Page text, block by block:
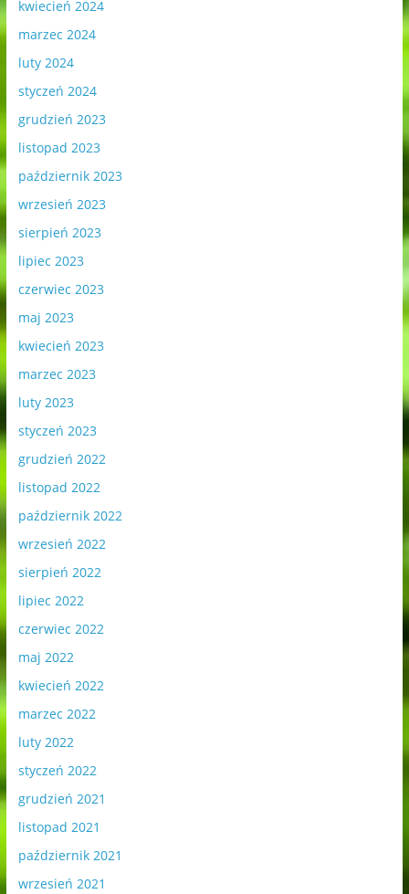
kwiecień 2024
marzec 2024
luty 2024
styczeń 2024
grudzień 2023
listopad 2023
październik 2023
wrzesień 2023
sierpień 2023
lipiec 2023
czerwiec 2023
maj 2023
kwiecień 2023
marzec 2023
luty 2023
styczeń 2023
grudzień 2022
listopad 2022
październik 2022
wrzesień 2022
sierpień 2022
lipiec 2022
czerwiec 2022
maj 2022
kwiecień 2022
marzec 2022
luty 2022
styczeń 2022
grudzień 2021
listopad 2021
październik 2021
wrzesień 2021